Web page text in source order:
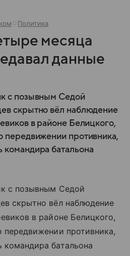
Политика
месяца
данные
с позывным Седой
скрытно вёл наблюдение
в районе Белицкого,
передвижении противника,
командира батальона
с позывным Седой
скрытно вёл наблюдение
в районе Белицкого,
передвижении противника,
батальона